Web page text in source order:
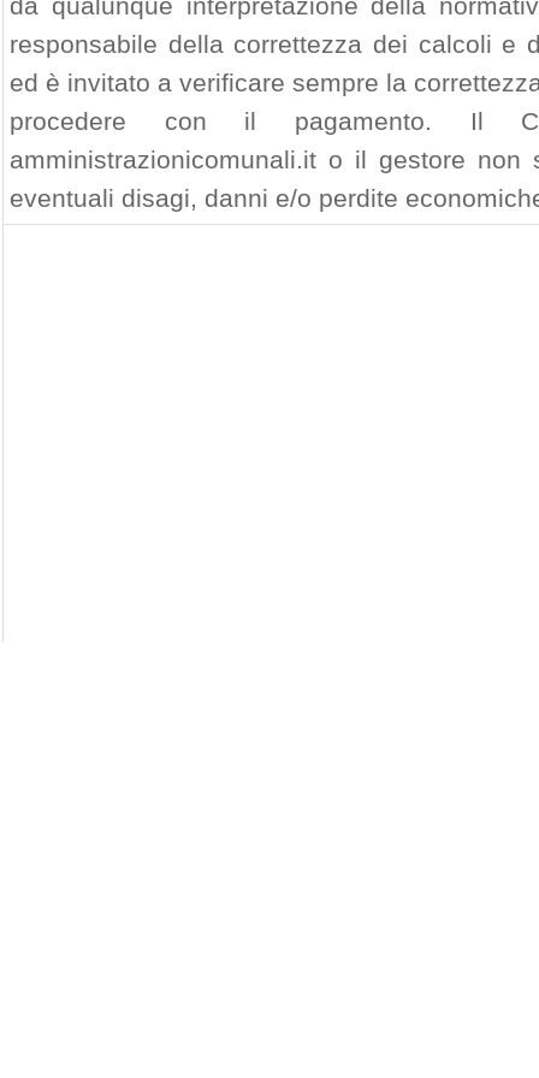
da qualunque interpretazione della
responsabile della correttezza dei calcoli e
ed è invitato a verificare sempre la
procedere con il pagamento. Il
amministrazionicomunali.it o il gestore
eventuali disagi, danni e/o perdite